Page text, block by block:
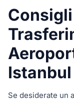
Istanbul
Se desiderate un